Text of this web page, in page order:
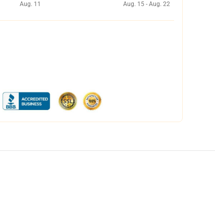
Aug. 11
Aug. 15 - Aug. 22